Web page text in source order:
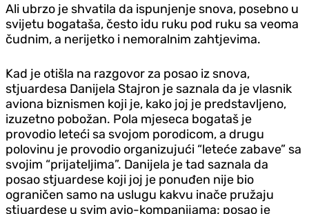
Ali ubrzo je shvatila da ispunjenje snova, posebno u
svijetu bogataša, često idu ruku pod ruku sa veoma
čudnim, a nerijetko i nemoralnim zahtjevima.
Kad je otišla na razgovor za posao iz snova,
stjuardesa Danijela Stajron je saznala da je vlasnik
aviona biznismen koji je, kako joj je predstavljeno,
izuzetno pobožan. Pola mjeseca bogataš je
provodio leteći sa svojom porodicom, a drugu
polovinu je provodio organizujući “leteće zabave” sa
svojim “prijateljima”. Danijela je tad saznala da
posao stjuardese koji joj je ponuđen nije bio
ograničen samo na uslugu kakvu inače pružaju
stjuardese u svim avio-kompanijama; posao je